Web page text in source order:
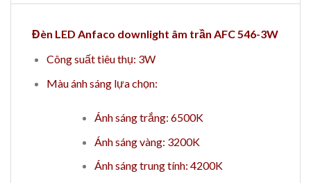
Đèn LED Anfaco downlight âm trần AFC 546-3W
Công suất tiêu thụ: 3W
Màu ánh sáng lựa chọn:
Ánh sáng trắng: 6500K
Ánh sáng vàng: 3200K
Ánh sáng trung tính: 4200K